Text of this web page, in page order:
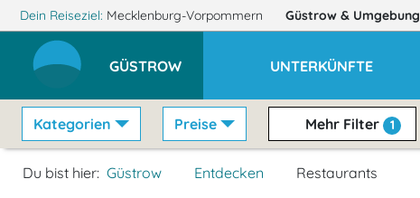
Dein Reiseziel: Mecklenburg-Vorpommern Güstrow & Umgebung
GÜSTROW UNTERKÜNFTE
Kategorien Preise Mehr Filter 1
Du bist hier: Güstrow Entdecken Restaurants